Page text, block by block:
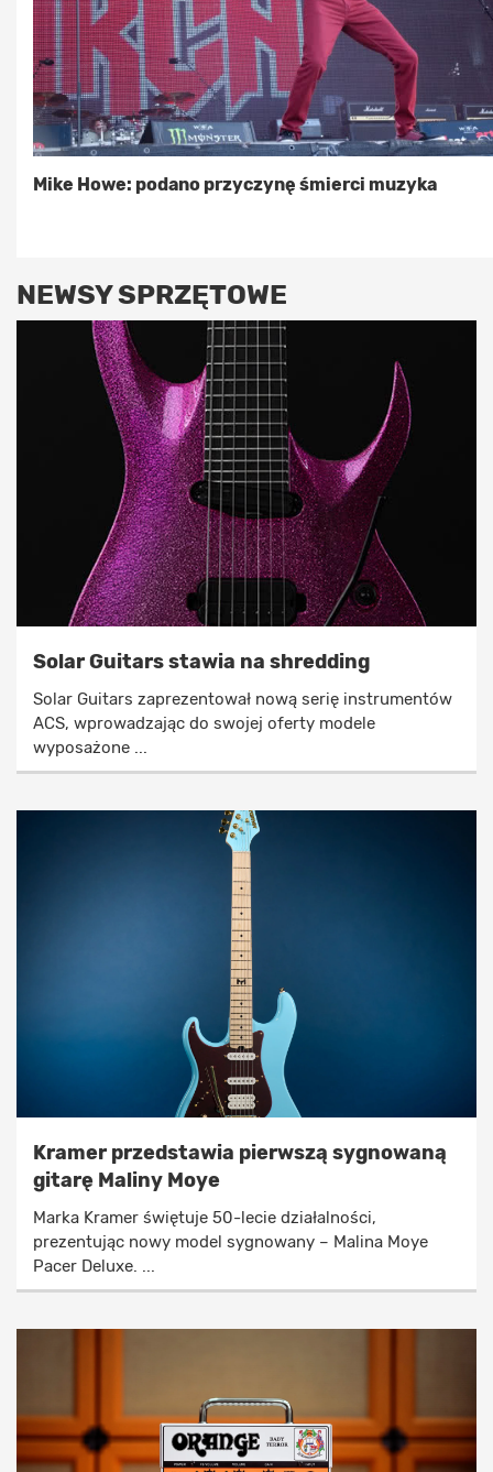
Mike Howe: podano przyczynę śmierci muzyka
NEWSY SPRZĘTOWE
Solar Guitars stawia na shredding
Solar Guitars zaprezentował nową serię instrumentów
ACS, wprowadzając do swojej oferty modele
wyposażone ...
Kramer przedstawia pierwszą sygnowaną
gitarę Maliny Moye
Marka Kramer świętuje 50-lecie działalności,
prezentując nowy model sygnowany – Malina Moye
Pacer Deluxe. ...